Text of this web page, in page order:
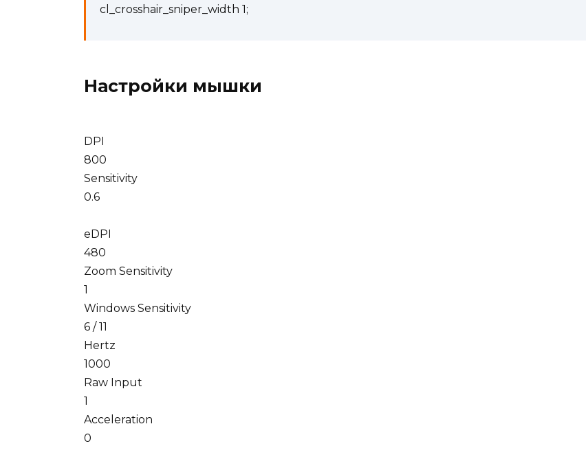
cl_crosshair_sniper_width 1;
Настройки мышки
DPI
800
Sensitivity
0.6
eDPI
480
Zoom Sensitivity
1
Windows Sensitivity
6 / 11
Hertz
1000
Raw Input
1
Acceleration
0